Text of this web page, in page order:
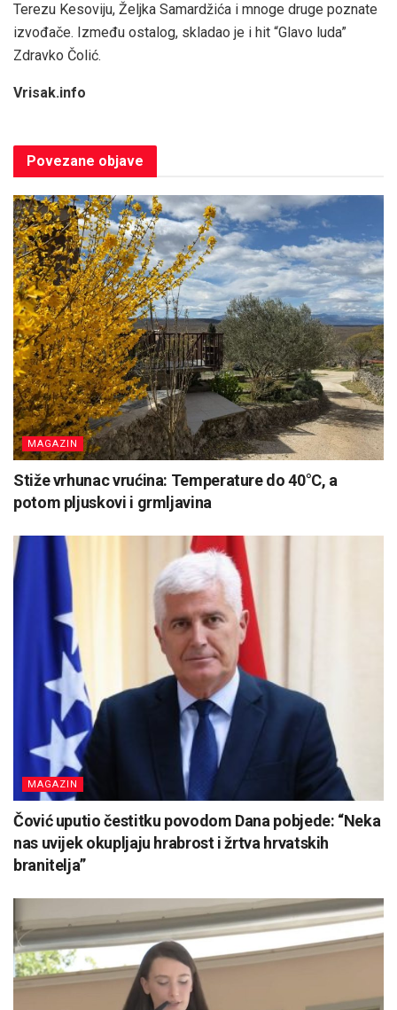
Terezu Kesoviju, Željka Samardžića i mnoge druge poznate
izvođače. Između ostalog, skladao je i hit “Glavo luda”
Zdravko Čolić.
Vrisak.info
Povezane objave
MAGAZIN
Stiže vrhunac vrućina: Temperature do 40°C, a
potom pljuskovi i grmljavina
MAGAZIN
Čović uputio čestitku povodom Dana pobjede: “Neka
nas uvijek okupljaju hrabrost i žrtva hrvatskih
branitelja”